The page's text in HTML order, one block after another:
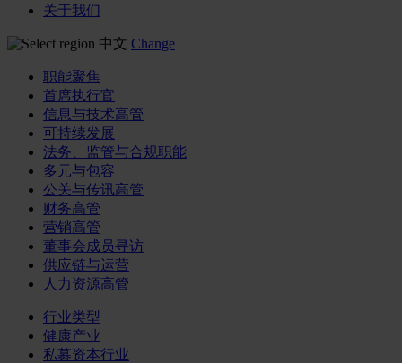
关于我们
中文 Change
职能聚焦
首席执行官
信息与技术高管
可持续发展
法务、监管与合规职能
多元与包容
公关与传讯高管
财务高管
营销高管
董事会成员寻访
供应链与运营
人力资源高管
行业类型
健康产业
私募资本行业